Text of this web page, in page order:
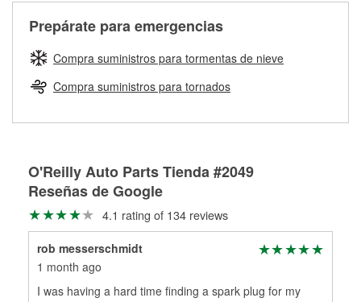
Más información sobre el Programa de Préstamo de
Herramientas de O'Reilly
medirán tus tambores o discos para determinar si pueden
ser rectificados con seguridad. Si tus tambores o discos no
pueden ser reutilizados, podemos ayudarte a encontrar las
partes de reemplazo correctas para tu reparación.
Rectificación de tambores y discos de freno
Auto Parts que ofrecen este servicio, trae la manguera
averiada o determina los acoplamientos y la longitud
adecuados para que te construyamos una nueva. O'Reilly
Auto Parts tiene las mangueras y los acoples adecuados
para reparar el sistema hidráulico de tu maquinaria
agrícola o de construcción.
Más información acerca del servicio de mangueras
Prepárate para emergencias
Compra suministros para tormentas de nieve
Compra suministros para tornados
O'Reilly Auto Parts Tienda #2049
Reseñas de Google
4.1 rating of 134 reviews
rob messerschmidt
1 month ago
I was having a hard time finding a spark plug for my